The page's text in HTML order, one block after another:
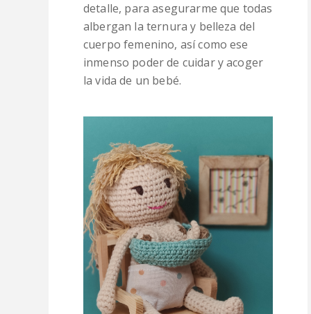
detalle, para asegurarme que todas
albergan la ternura y belleza del
cuerpo femenino, así como ese
inmenso poder de cuidar y acoger
la vida de un bebé.